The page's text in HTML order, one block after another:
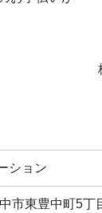
ション
市東豊中町5丁